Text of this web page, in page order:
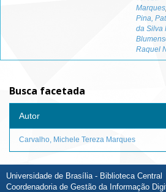
Marques
Pina,
da Silva
Raquel
Busca facetada
Autor
Carvalho, Michele Tereza Marques
Universidade de Brasília - Biblioteca Central
Coordenadoria de Gestão da Informação